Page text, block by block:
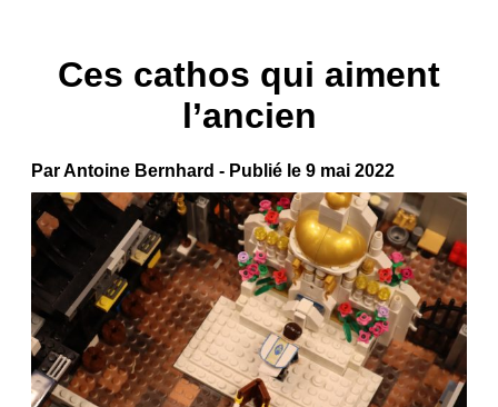
Ces cathos qui aiment
l’ancien
Par Antoine Bernhard - Publié le 9 mai 2022